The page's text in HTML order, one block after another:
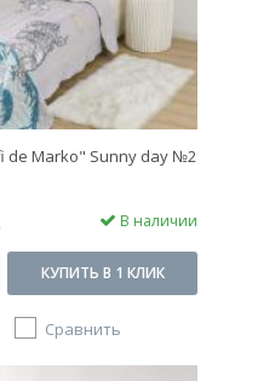
de Marko" Sunny day №2
В наличии
КУПИТЬ В 1 КЛИК
Сравнить